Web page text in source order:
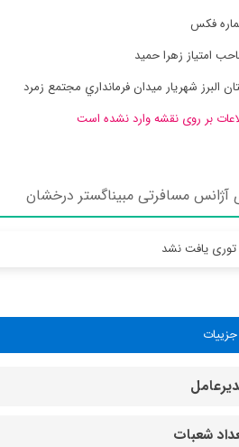
فکس
امتیاز زهرا حميد
البرز شهريار ميدان فرمانداري مجتمع زمرد
بر روی نقشه وارد نشده است
آژانس مسافرتی مبيناگستر درخشان
یافت نشد
شعبات